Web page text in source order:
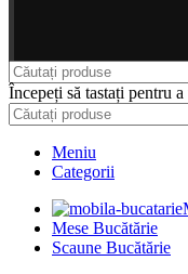
Începeți să tastați pentru
Meniu
Categorii
Mese Bucătărie
Scaune Bucătărie